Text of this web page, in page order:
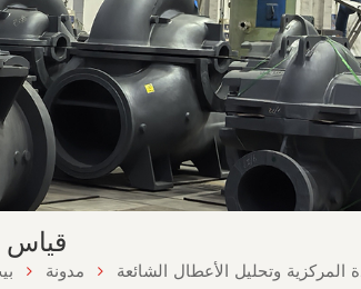
قياس
مدونة وتحليل الأعطال الشائعة